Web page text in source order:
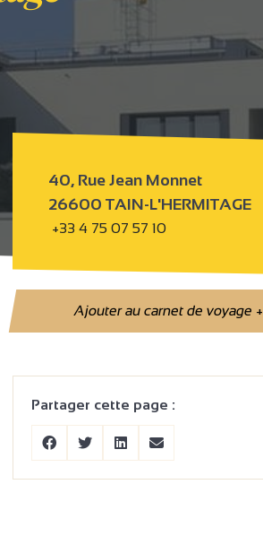
40, Rue Jean Monnet
26600 TAIN-L'HERMITAGE
+33 4 75 07 57 10
Ajouter au carnet de voyage+
Partager cette page :